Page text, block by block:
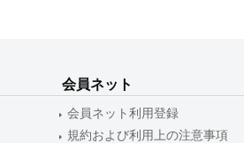
会員ネット
会員ネット利用登録
規約および利用上の注意事項